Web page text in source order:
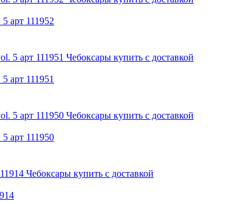
арт 111952
арт 111951
арт 111950